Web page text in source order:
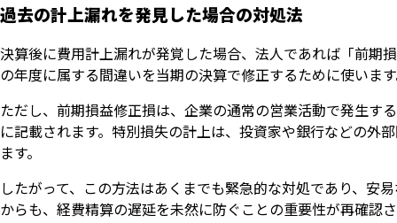
過去の計上漏れを発見した場合の対処法
決算後に費用計上漏れが発覚した場合、法人であれば「前期
の年度に属する間違いを当期の決算で修正するために使いま
ただし、前期損益修正損は、企業の通常の営業活動で発生す
に記載されます。特別損失の計上は、投資家や銀行などの外
ます。
したがって、この方法はあくまでも緊急的な対処であり、安
からも、経費精算の遅延を未然に防ぐことの重要性が再確認